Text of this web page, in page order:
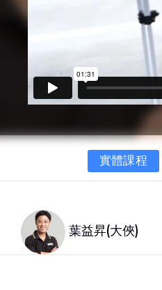
實體課程
葉益昇(大俠)